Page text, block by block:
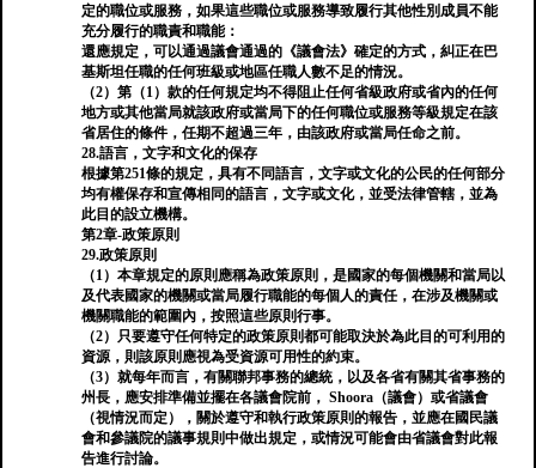
定的職位或服務，如果這些職位或服務導致履行其他性別成員不能
充分履行的職責和職能：
還應規定，可以通過議會通過的《議會法》確定的方式，糾正在巴
基斯坦任職的任何班級或地區任職人數不足的情況。
（2）第（1）款的任何規定均不得阻止任何省級政府或省內的任何
地方或其他當局就該政府或當局下的任何職位或服務等級規定在該
省居住的條件，任期不超過三年，由該政府或當局任命之前。
28.語言，文字和文化的保存
根據第251條的規定，具有不同語言，文字或文化的公民的任何部分
均有權保存和宣傳相同的語言，文字或文化，並受法律管轄，並為
此目的設立機構。
第2章-政策原則
29.政策原則
（1）本章規定的原則應稱為政策原則，是國家的每個機關和當局以
及代表國家的機關或當局履行職能的每個人的責任，在涉及機關或
機關職能的範圍內，按照這些原則行事。
（2）只要遵守任何特定的政策原則都可能取決於為此目的可利用的
資源，則該原則應視為受資源可用性的約束。
（3）就每年而言，有關聯邦事務的總統，以及各省有關其省事務的
州長，應安排準備並擺在各議會院前， Shoora（議會）或省議會
（視情況而定），關於遵守和執行政策原則的報告，並應在國民議
會和參議院的議事規則中做出規定，或情況可能會由省議會對此報
告進行討論。